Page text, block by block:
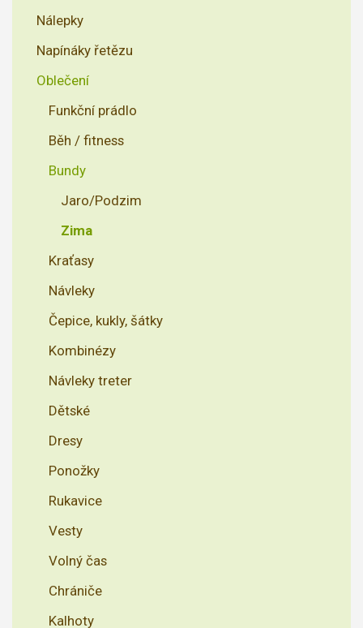
Nálepky
Napínáky řetězu
Oblečení
Funkční prádlo
Běh / fitness
Bundy
Jaro/Podzim
Zima
Kraťasy
Návleky
Čepice, kukly, šátky
Kombinézy
Návleky treter
Dětské
Dresy
Ponožky
Rukavice
Vesty
Volný čas
Chrániče
Kalhoty